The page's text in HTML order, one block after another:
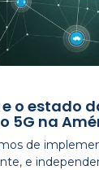
o estado
5G na
de
e